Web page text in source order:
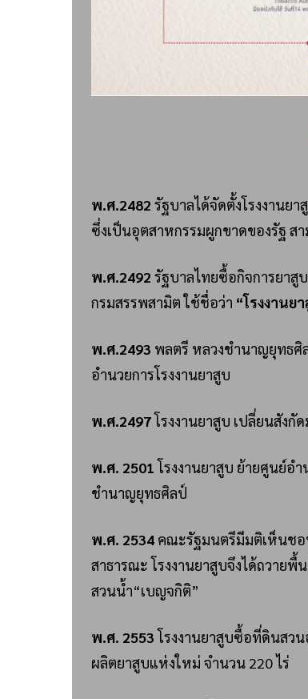
พ.ศ.2482 รัฐบาลได้จัดตั้งโรงงานย
ซึ่งเป็นอุตสาหกรรมผูกขาดของรัฐ ส
พ.ศ.2492 รัฐบาลไทยซื้อกิจการยาสู
กรมสรรพสามิต ใช้ชื่อว่า “โรงงานย
พ.ศ.2493 พลตรี หลวงชำนาญยุทธศิ
อำนวยการโรงงานยาสูบ
พ.ศ.2497โรงงานยาสูบ เปลี่ยนสังกั
พ.ศ. 2501 โรงงานยาสูบ ย้ายศูนย์อ
ชำนาญยุทธศิลป์
พ.ศ. 2534 คณะรัฐมนตรีมีมติเห็นชอ
สาธารณะ โรงงานยาสูบจึงได้ถวาย
สวนน้ำ“เบญจกิติ”
พ.ศ. 2553 โรงงานยาสูบซื้อที่ดินสวน
ผลิตยาสูบแห่งใหม่ จำนวน 220 ไร่